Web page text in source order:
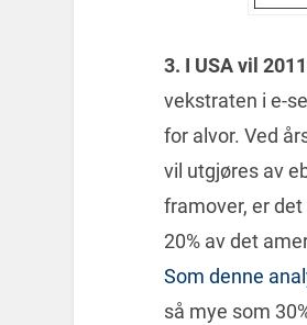
3. I USA vil
vekstraten i e-
for alvor. Ved
vil utgjøres av
framover, er
20% av det
Som denne
så mye som